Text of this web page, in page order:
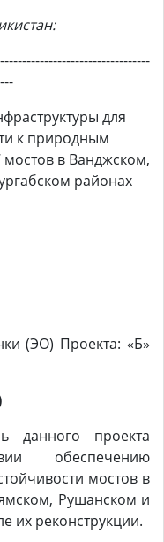
для
к природным
мостов в Ванджском,
районах
(ЭО) Проекта: «Б»
данного проекта
обеспечению
мостов в
Рушанском и
их реконструкции.